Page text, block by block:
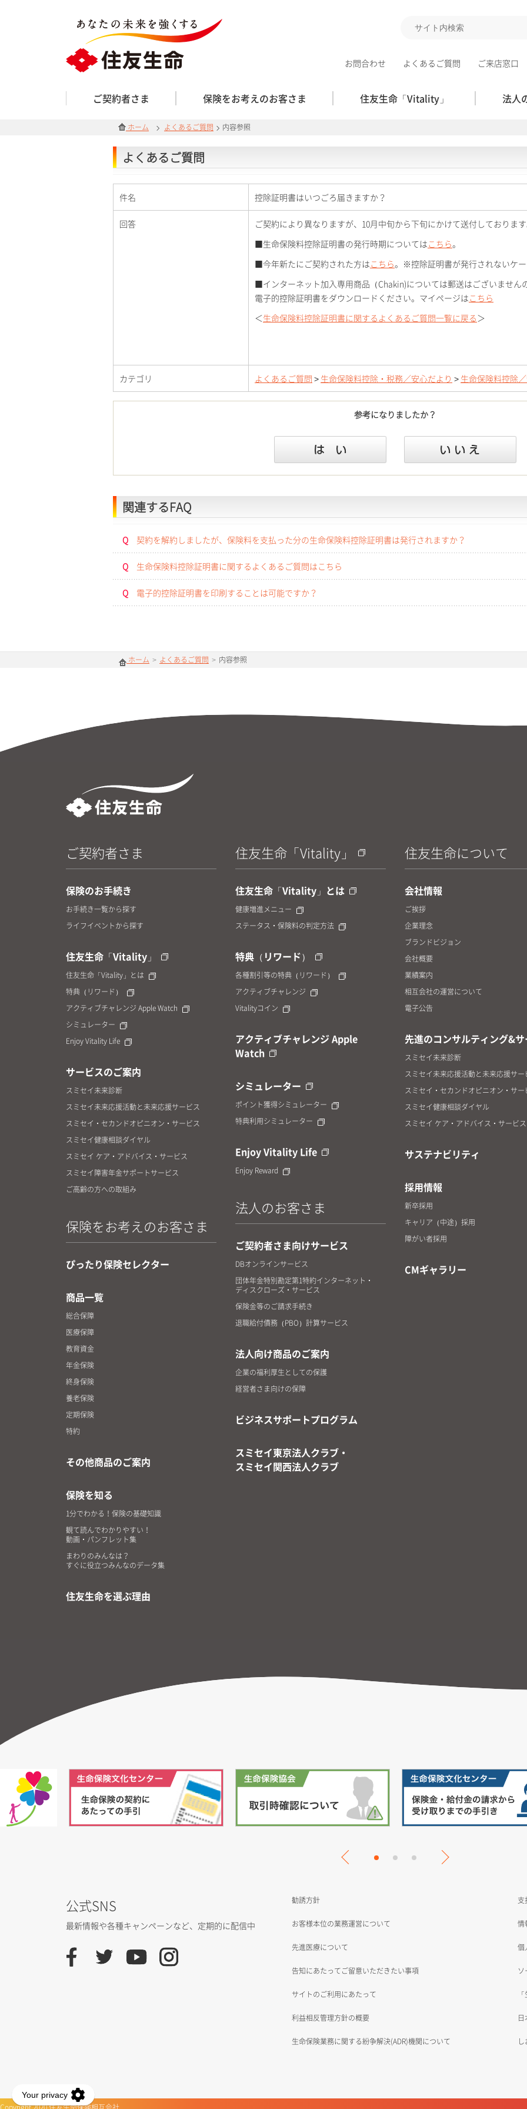
お問合わせ よくあるご質問 ご来店窓口
ご契約者さま 保険をお考えのお客さま 住友生命「Vitality」 法人
ホーム よくあるご質問 内容参照
よくあるご質問
件名 控除証明書はいつごろ届きますか？
回答
ご契約により異なりますが、10月中旬から下旬にかけて送付しております
■生命保険料控除証明書の発行時期についてはこちら。
■今年新たにご契約された方はこちら。※控除証明書が発行されないケ
■インターネット加入専用商品（Chakin)については郵送はございません
電子的控除証明書をダウンロードください。マイページはこちら
＜生命保険料控除証明書に関するよくあるご質問一覧に戻る＞
カテゴリ よくあるご質問 > 生命保険料控除・税務／安心だより > 生命保険料控除
参考になりましたか？
関連するFAQ
Q 契約を解約しましたが、保険料を支払った分の生命保険料控除証明書は発行されますか？
Q 生命保険料控除証明書に関するよくあるご質問はこちら
Q 電子的控除証明書を印刷することは可能ですか？
ホーム > よくあるご質問 > 内容参照
ご契約者さま
保険のお手続き
お手続き一覧から探す
ライフイベントから探す
住友生命「Vitality」
住友生命「Vitality」とは
特典（リワード）
アクティブチャレンジ Apple Watch
シミュレーター
Enjoy Vitality Life
サービスのご案内
スミセイ未来診断
スミセイ未来応援活動と未来応援サービス
スミセイ・セカンドオピニオン・サービス
スミセイ健康相談ダイヤル
スミセイ ケア・アドバイス・サービス
スミセイ障害年金サポートサービス
ご高齢の方への取組み
保険をお考えのお客さま
ぴったり保険セレクター
商品一覧
総合保障
医療保障
教育資金
年金保険
終身保険
養老保険
定期保険
特約
その他商品のご案内
保険を知る
1分でわかる！保険の基礎知識
観て読んでわかりやすい！
動画・パンフレット集
まわりのみんなは？
すぐに役立つみんなのデータ集
住友生命を選ぶ理由
住友生命「Vitality」
住友生命「Vitality」とは
健康増進メニュー
ステータス・保険料の判定方法
特典（リワード）
各種割引等の特典（リワード）
アクティブチャレンジ
Vitalityコイン
アクティブチャレンジ Apple
Watch
シミュレーター
ポイント獲得シミュレーター
特典利用シミュレーター
Enjoy Vitality Life
Enjoy Reward
法人のお客さま
ご契約者さま向けサービス
DBオンラインサービス
団体年金特別勘定第1特約インターネット・
ディスクローズ・サービス
保険金等のご請求手続き
退職給付債務（PBO）計算サービス
法人向け商品のご案内
企業の福利厚生としての保護
経営者さま向けの保障
ビジネスサポートプログラム
スミセイ東京法人クラブ・
スミセイ関西法人クラブ
住友生命について
会社情報
ご挨拶
企業理念
ブランドビジョン
会社概要
業績案内
相互会社の運営について
電子公告
先進のコンサルティング&
スミセイ未来診断
スミセイ未来応援活動と未来応援サー
スミセイ・セカンドオピニオン・サー
スミセイ健康相談ダイヤル
スミセイ ケア・アドバイス・サービス
サステナビリティ
採用情報
新卒採用
キャリア（中途）採用
障がい者採用
CMギャラリー
公式SNS
最新情報や各種キャンペーンなど、 定期的に配信中
勧誘方針
お客様本位の業務運営について
先進医療について
告知にあたってご留意いただきたい事項
サイトのご利用にあたって
利益相反管理方針の概要
生命保険業務に関する紛争解決(ADR)機関について
支
情
個